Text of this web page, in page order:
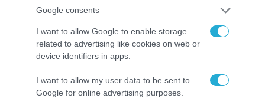
Google consents
I want to allow Google to enable storage
related to advertising like cookies on web or
device identifiers in apps.
I want to allow my user data to be sent to
Google for online advertising purposes.
λειτουργήσουν, να επενδύσουν, να
δημιουργήσουν νέες θέσεις εργασίας και να
παραμείνουν ανταγωνιστικές.
Ζητούν λιγότερη γραφειοκρατία, δικαιότερη
φορολογία, ευκολότερη πρόσβαση σε